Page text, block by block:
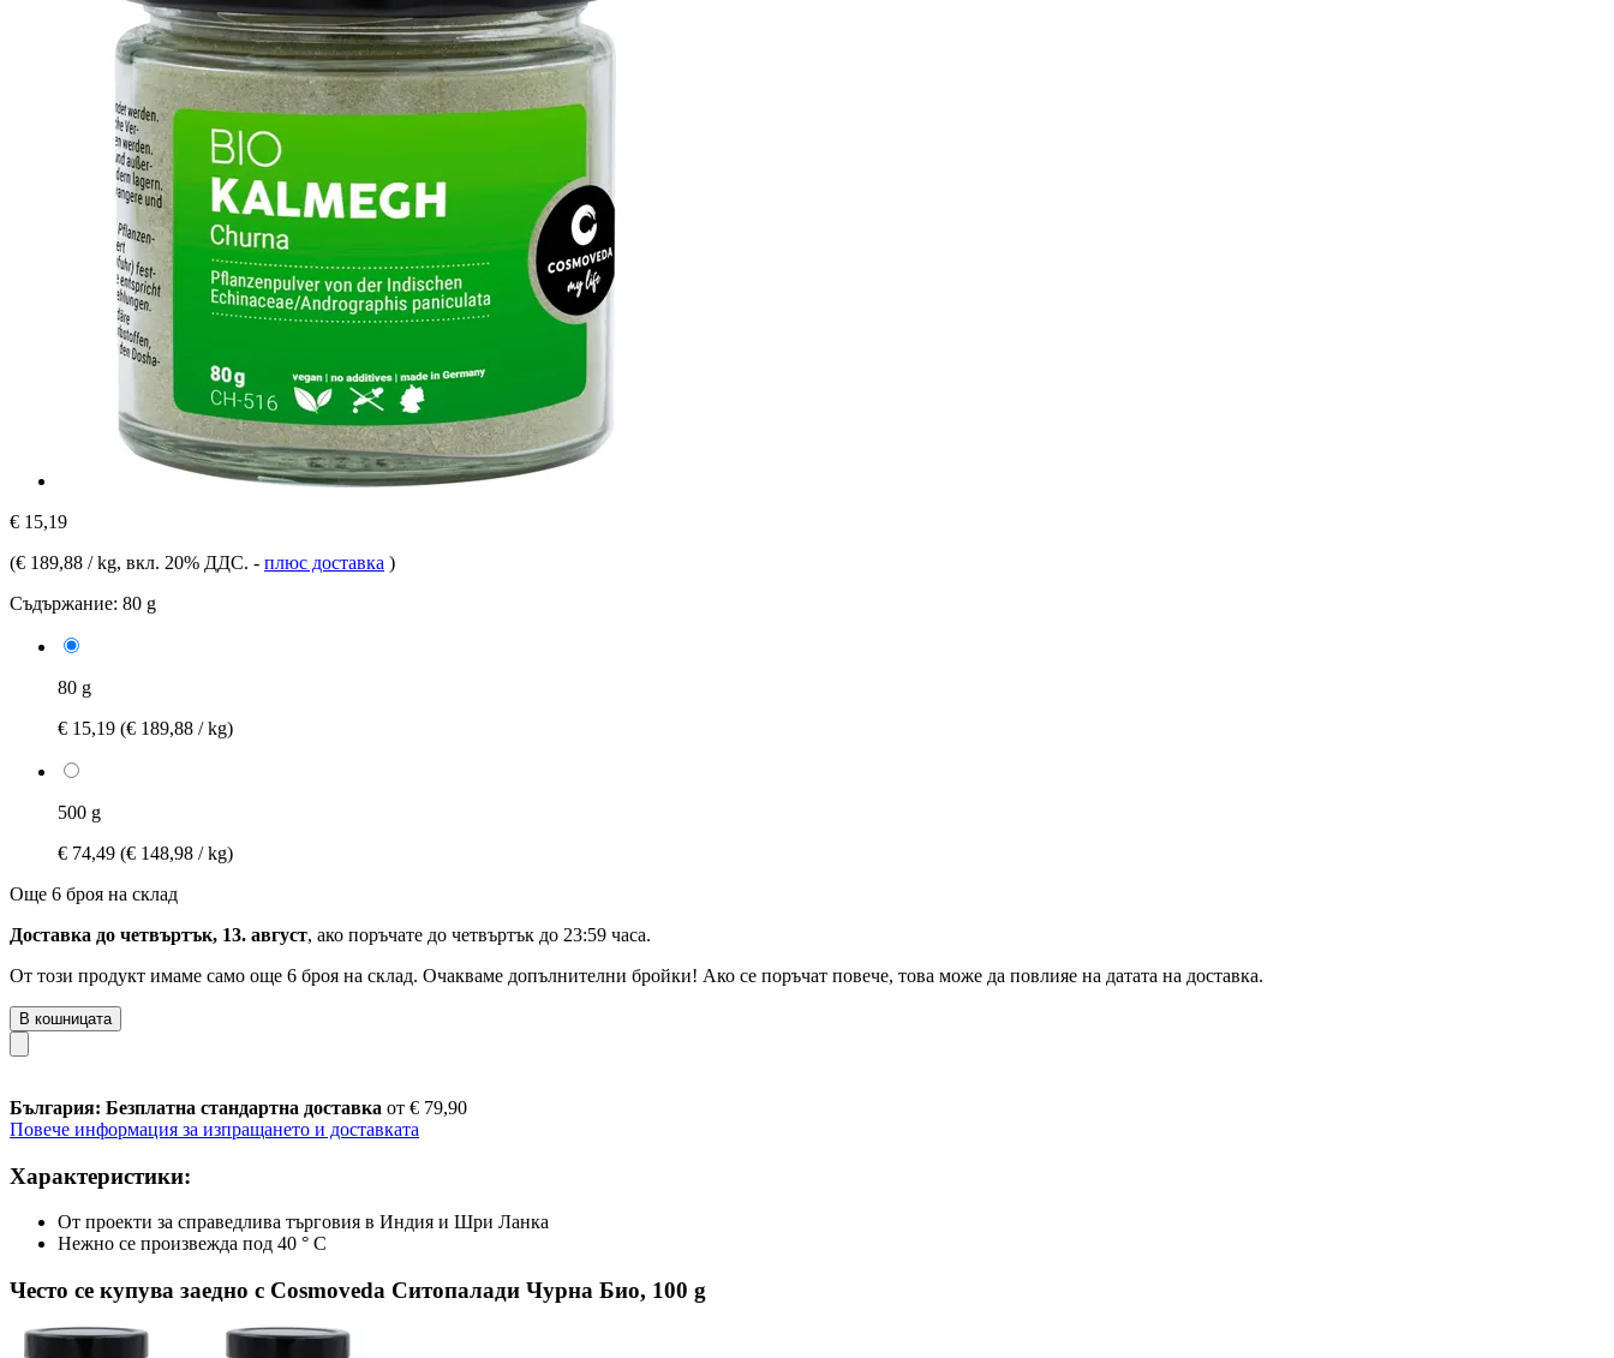
€ 15,19
(€ 189,88 / kg, вкл. 20% ДДС. - плюс доставка )
Съдържание: 80 g
80 g
€ 15,19 (€ 189,88 / kg)
500 g
€ 74,49 (€ 148,98 / kg)
Още 6 броя на склад
Доставка до четвъртък, 13. август, ако поръчате до четвъртък до 23:59 часа.
От този продукт имаме само още 6 броя на склад. Очакваме допълнителни бройки! Ако се поръчат повече, това може да повлияе на датата на доставка.
В кошницата
България: Безплатна стандартна доставка от € 79,90
Повече информация за изпращането и доставката
Характеристики:
От проекти за справедлива търговия в Индия и Шри Ланка
Нежно се произвежда под 40 ° C
Често се купува заедно с Cosmoveda Ситопалади Чурна Био, 100 g